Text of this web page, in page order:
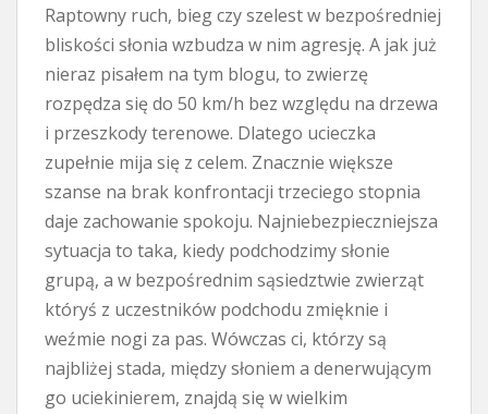
Raptowny ruch, bieg czy szelest w bezpośredniej
bliskości słonia wzbudza w nim agresję. A jak już
nieraz pisałem na tym blogu, to zwierzę
rozpędza się do 50 km/h bez względu na drzewa
i przeszkody terenowe. Dlatego ucieczka
zupełnie mija się z celem. Znacznie większe
szanse na brak konfrontacji trzeciego stopnia
daje zachowanie spokoju. Najniebezpieczniejsza
sytuacja to taka, kiedy podchodzimy słonie
grupą, a w bezpośrednim sąsiedztwie zwierząt
któryś z uczestników podchodu zmięknie i
weźmie nogi za pas. Wówczas ci, którzy są
najbliżej stada, między słoniem a denerwującym
go uciekinierem, znajdą się w wielkim